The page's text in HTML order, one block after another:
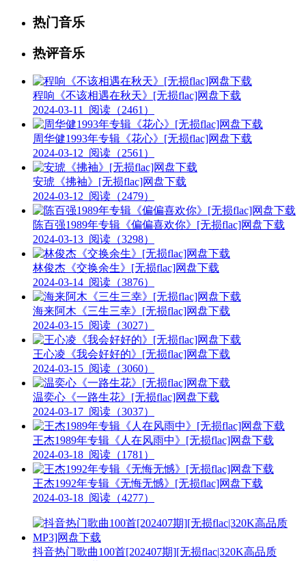
热门音乐
热评音乐
程响《不该相遇在秋天》[无损flac]网盘下载
2024-03-11
阅读（2461）
周华健1993年专辑《花心》[无损flac]网盘下载
2024-03-12 阅读（2561）
安琥《拂袖》[无损flac]网盘下载
2024-03-12 阅读（2479）
陈百强1989年专辑《偏偏喜欢你》[无损flac]网盘下载
2024-03-13 阅读（3298）
林俊杰《交换余生》[无损flac]网盘下载
2024-03-14 阅读（3876）
海来阿木《三生三幸》[无损flac]网盘下载
2024-03-15 阅读（3027）
王心凌《我会好好的》[无损flac]网盘下载
2024-03-15 阅读（3060）
温奕心《一路生花》[无损flac]网盘下载
2024-03-17 阅读（3037）
王杰1989年专辑《人在风雨中》[无损flac]网盘下载
2024-03-18 阅读（1781）
王杰1992年专辑《无悔无憾》[无损flac]网盘下载
2024-03-18 阅读（4277）
抖音热门歌曲100首[202407期][无损flac|320K高品质